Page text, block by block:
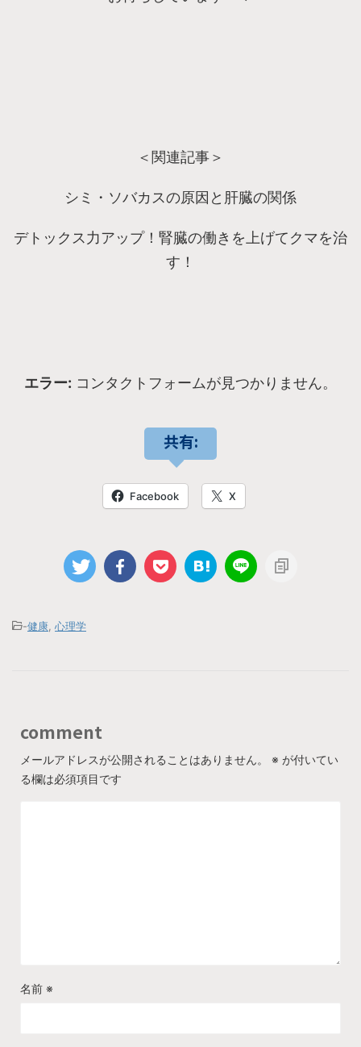
＜関連記事＞
シミ・ソバカスの原因と肝臓の関係
デトックス力アップ！腎臓の働きを上げてクマを治
す！
エラー: コンタクトフォームが見つかりません。
共有:
Facebook X
-健康, 心理学
comment
メールアドレスが公開されることはありません。 ※ が付いてい
る欄は必須項目です
名前 ※